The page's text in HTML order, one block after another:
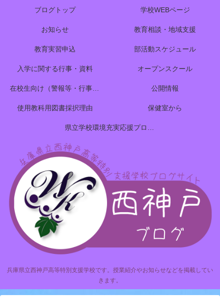
兵庫県立西神戸高等特別支援学校です。授業紹介やお知らせなどを掲載してい
きます。
ブログトップ 学校WEBページ
お知らせ 教育相談・地域支援
教育実習申込 部活動スケジュール
入学に関する行事・資料 オープンスクール
在校生向け（警報等・行事予定） 公開情報
使用教科用図書採択理由 保健室から